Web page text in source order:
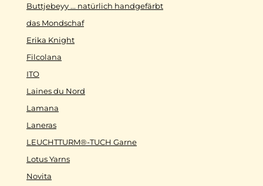
Buttjebeyy ... natürlich handgefärbt
das Mondschaf
Erika Knight
Filcolana
ITO
Laines du Nord
Lamana
Laneras
LEUCHTTURM®-TUCH Garne
Lotus Yarns
Novita